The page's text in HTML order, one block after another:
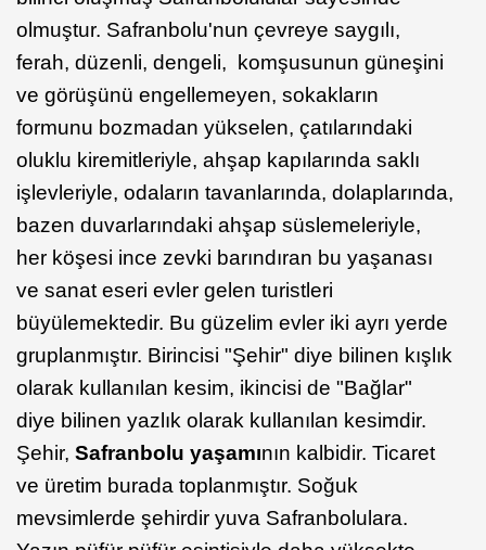
olmuştur. Safranbolu'nun çevreye saygılı,
ferah, düzenli, dengeli, komşusunun güneşini
ve görüşünü engellemeyen, sokakların
formunu bozmadan yükselen, çatılarındaki
oluklu kiremitleriyle, ahşap kapılarında saklı
işlevleriyle, odaların tavanlarında, dolaplarında,
bazen duvarlarındaki ahşap süslemeleriyle,
her köşesi ince zevki barındıran bu yaşanası
ve sanat eseri evler gelen turistleri
büyülemektedir. Bu güzelim evler iki ayrı yerde
gruplanmıştır. Birincisi "Şehir" diye bilinen kışlık
olarak kullanılan kesim, ikincisi de "Bağlar"
diye bilinen yazlık olarak kullanılan kesimdir.
Şehir, Safranbolu yaşamının kalbidir. Ticaret
ve üretim burada toplanmıştır. Soğuk
mevsimlerde şehirdir yuva Safranbolulara.